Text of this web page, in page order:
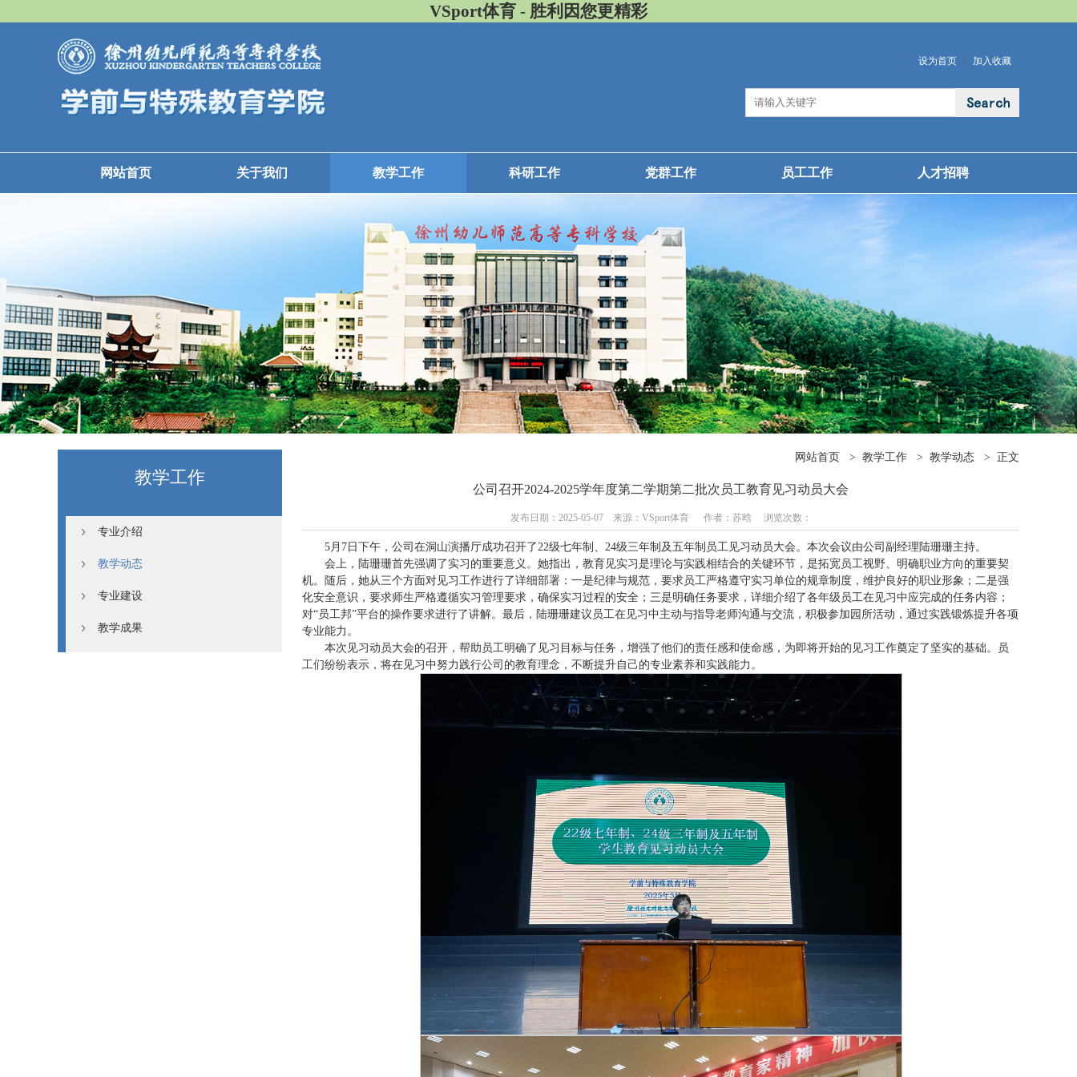
VSport体育 - 胜利因您更精彩
设为首页 加入收藏
网站首页 关于我们 教学工作 科研工作 党群工作 员工工作 人才招聘
教学工作
专业介绍
教学动态
专业建设
教学成果
网站首页 > 教学工作 > 教学动态 > 正文
公司召开2024-2025学年度第二学期第二批次员工教育见习动员大会
发布日期：2025-05-07 来源：VSport体育 作者：苏晗 浏览次数：
5月7日下午，公司在洞山演播厅成功召开了22级七年制、24级三年制及五年制员工见习动员大会。本次会议由公司副经理陆珊珊主持。
会上，陆珊珊首先强调了实习的重要意义。她指出，教育见实习是理论与实践相结合的关键环节，是拓宽员工视野、明确职业方向的重要契
机。随后，她从三个方面对见习工作进行了详细部署：一是纪律与规范，要求员工严格遵守实习单位的规章制度，维护良好的职业形象；二是强
化安全意识，要求师生严格遵循实习管理要求，确保实习过程的安全；三是明确任务要求，详细介绍了各年级员工在见习中应完成的任务内容；
对“员工邦”平台的操作要求进行了讲解。最后，陆珊珊建议员工在见习中主动与指导老师沟通与交流，积极参加园所活动，通过实践锻炼提升各项
专业能力。
本次见习动员大会的召开，帮助员工明确了见习目标与任务，增强了他们的责任感和使命感，为即将开始的见习工作奠定了坚实的基础。员
工们纷纷表示，将在见习中努力践行公司的教育理念，不断提升自己的专业素养和实践能力。